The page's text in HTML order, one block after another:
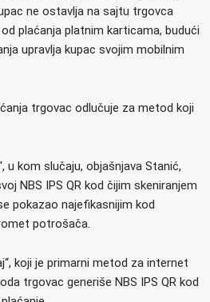
ne ostavlja na sajtu trgovca
plaćanja platnim karticama, budući
upravlja kupac svojim mobilnim
trgovac odlučuje za metod koji
u kom slučaju, objašnjava Stanić,
NBS IPS QR kod čijim skeniranjem
pokazao najefikasnijim kod
potrošača.
koji je primarni metod za internet
trgovac generiše NBS IPS QR kod